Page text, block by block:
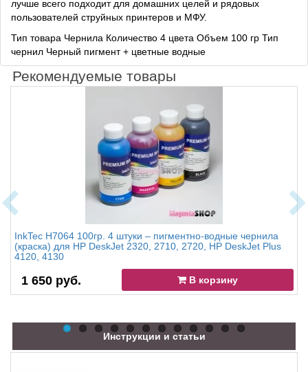
лучше всего подходит для домашних целей и рядовых
пользователей струйных принтеров и МФУ.
Тип товара Чернила Количество 4 цвета Объем 100 гр Тип
чернил Черный пигмент + цветные водные
Рекомендуемые товары
InkTec H7064 100гр. 4 штуки – пигментно-водные чернила
(краска) для HP DeskJet 2320, 2710, 2720, HP DeskJet Plus
4120, 4130
1 650 руб. В корзину
Инструкции и статьи